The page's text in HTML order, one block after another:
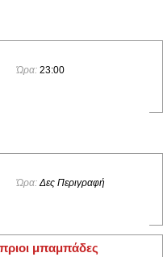
Ώρα: 23:00
Ώρα:Δες Περιγραφή
μπαμπάδες